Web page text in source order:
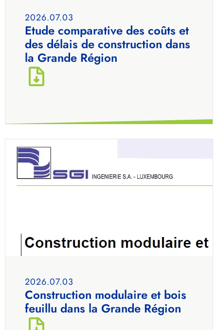
2026.07.03
Etude comparative des coûts et
des délais de construction dans
la Grande Région
2026.07.03
Construction modulaire et bois
feuillu dans la Grande Région